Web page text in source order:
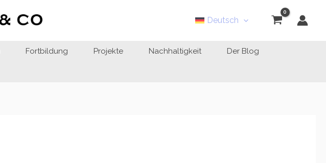
Deutsch
Fortbildung Projekte Nachhaltigkeit Der Blog